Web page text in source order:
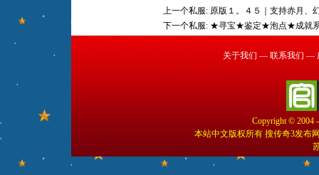
上一个私服: 原版１。４５｜支持赤月、
下一个私服: ★寻宝★鉴定★泡点★成就
关于我们 — 联系我们 —
Copyright © 2004
本站中文版权所有 搜传奇3发布